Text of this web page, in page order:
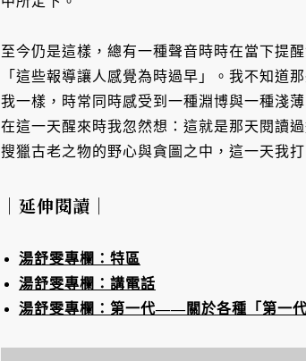
至今仍是這樣，總有一種聲音時時在當下提
「這些報導讓人感覺為時過早」。我不知道
我一樣，時常同時感受到一種淵博與一種淺
在這一天醒來時我忽然想：這就是那天閱讀
搜獵古老之物的野心與貪圖之中，這一天我
｜延伸閱讀｜
湯舒雯專欄：特區
湯舒雯專欄：講電話
湯舒雯專欄：第一代——關於各種「第一